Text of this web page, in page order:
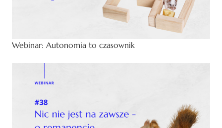
Webinar: Autonomia to czasownik